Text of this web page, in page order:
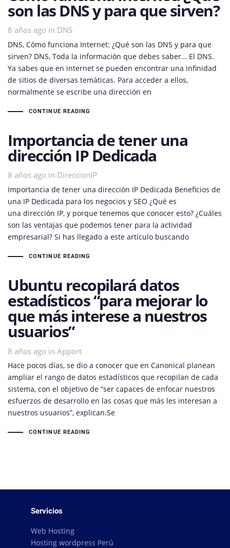
son las DNS y para que sirven?
8 años ago in
Tags DNS
DNS, Cómo funciona Internet: ¿Qué son las DNS y para que
sirven? DNS, Toda la información que debes saber… El DNS.
Ya sabes que en internet se pueden encontrar una infinidad
de sitios de diversas temáticas. Para acceder a ellos,
normalmente se escribe una dirección en
CONTINUE READING
Importancia de tener una
dirección IP Dedicada
8 años ago in
Tags DireccionIP
Importancia de tener una dirección IP Dedicada Beneficios de
una IP Dedicada para los negocios y SEO ¿Qué es
una dirección IP, y porque tenemos que conocer esto? ¿Cuáles
son las ventajas que podemos tener para la actividad
empresarial? Si has llegado a este artículo buscando
CONTINUE READING
Ubuntu recopilará datos
estadísticos “para mejorar lo
que más interese a nuestros
usuarios”
8 años ago in
Tags Apport
Hace pocos días, se dio a conocer que en Canonical planean
ampliar el rango de datos estadísticos que recopilan de cada
sistema, con el objetivo de “ser capaces de enfocar nuestros
esfuerzos de desarrollo en las cosas que más les interesan a
nuestros usuarios”, explican.Se
CONTINUE READING
Servicios
Web Hosting
Hosting wordpress Perú